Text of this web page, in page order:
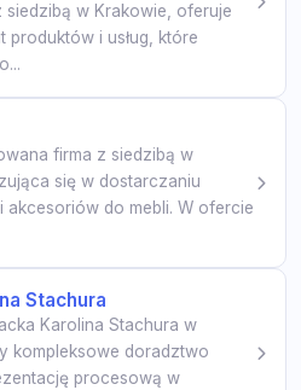
siedzibą w Krakowie, oferuje
produktów i usług, które
firma z siedzibą w
się w dostarczaniu
akcesoriów do mebli. W ofercie
Stachura
Karolina Stachura w
kompleksowe doradztwo
procesową w